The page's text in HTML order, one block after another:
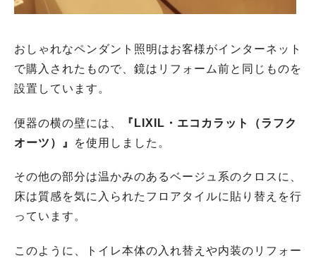
おしゃれなペンダント照明はお客様がインターネット
で購入されたもので、鏡はリフォーム前と同じものを
設置しています。
便器の横の壁には、
『LIXIL・エコカラット（ラフク
オーツ）』
を使用しました。
その他の部分は温かみのあるベージュ系のクロスに、
床は質感を気に入られたフロアタイルに貼り替えを行
っています。
このように、トイレ本体の入れ替えや内装のリフォー